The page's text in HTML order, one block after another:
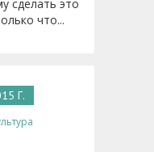
сделать это
что...
Г.